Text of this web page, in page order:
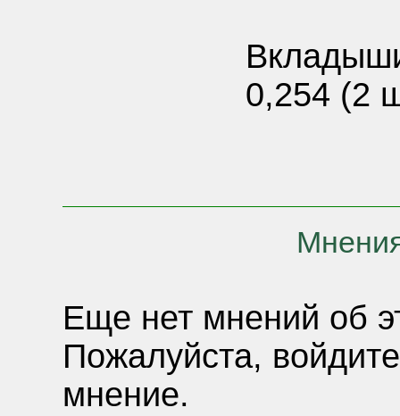
0,254 (2
Еще нет мнений об
Пожалуйста,
мнение.